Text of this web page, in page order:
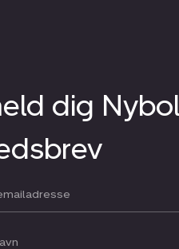
dig